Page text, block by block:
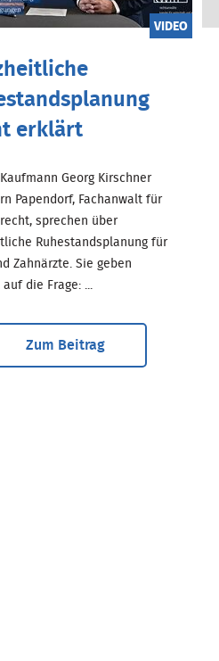
VIDEO
erklärt
Georg Kirschner
Papendorf, Fachanwalt für
sprechen über
Ruhestandsplanung für
Zahnärzte. Sie geben
die Frage: ...
Zum Beitrag